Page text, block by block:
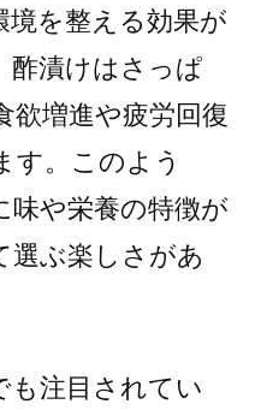
境を整える効果が
酢漬けはさっぱ
欲増進や疲労回復
す。このよう
味や栄養の特徴が
選ぶ楽しさがあ
も注目されてい